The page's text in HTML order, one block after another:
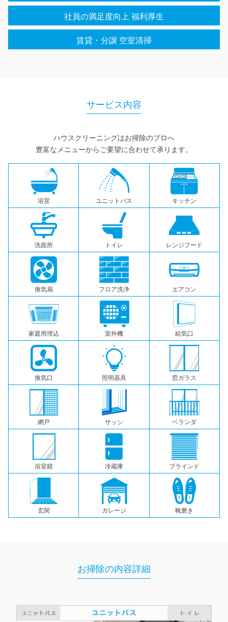
社員の満足度向上 福利厚生
賃貸・分譲 空室清掃
サービス内容
ハウスクリーニングはお掃除のプロへ
豊富なメニューからご要望に合わせて承ります。
浴室 ユニットバス キッチン
洗面所 トイレ レンジフード
換気扇 フロア洗浄 エアコン
家庭用埋込 室外機 給気口
換気口 照明器具 窓ガラス
網戸 サッシ ベランダ
浴室鏡 冷蔵庫 ブラインド
玄関 ガレージ 靴磨き
お掃除の内容詳細